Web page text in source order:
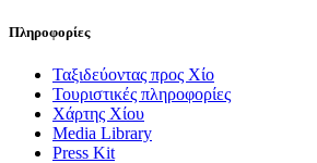
Πληροφορίες
Ταξιδεύοντας προς Χίο
Τουριστικές πληροφορίες
Χάρτης Χίου
Media Library
Press Kit